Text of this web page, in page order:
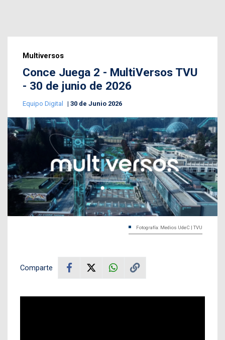
Multiversos
Conce Juega 2 - MultiVersos TVU
- 30 de junio de 2026
Equipo Digital 30 de Junio 2026
Fotografía: Medios UdeC | TVU
Comparte